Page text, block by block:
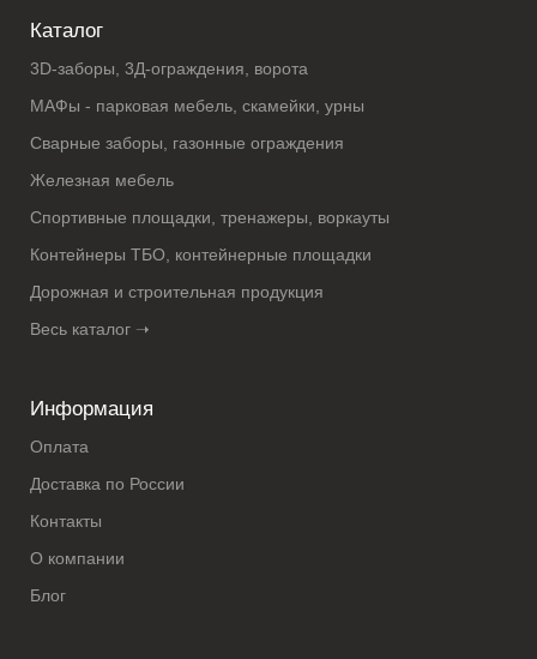
Каталог
3D-заборы, 3Д-ограждения, ворота
МАФы - парковая мебель, скамейки, урны
Сварные заборы, газонные ограждения
Железная мебель
Спортивные площадки, тренажеры, воркауты
Контейнеры ТБО, контейнерные площадки
Дорожная и строительная продукция
Весь каталог ➝
Информация
Оплата
Доставка по России
Контакты
О компании
Блог